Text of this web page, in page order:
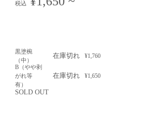
税込
黒塗椀
（中）
¥1,760
在庫切れ
B（やや剥
がれ等
有）
¥1,650
在庫切れ
SOLD OUT